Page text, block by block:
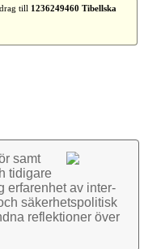
till 1236249460 Tibellska
samt
tidigare
erfarenhet av inter­
säkerhets­politisk
reflek­tioner över